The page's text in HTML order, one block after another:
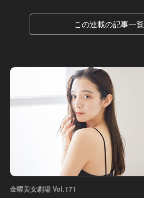
この連載の記事一覧
金曜美女劇場 Vol.171